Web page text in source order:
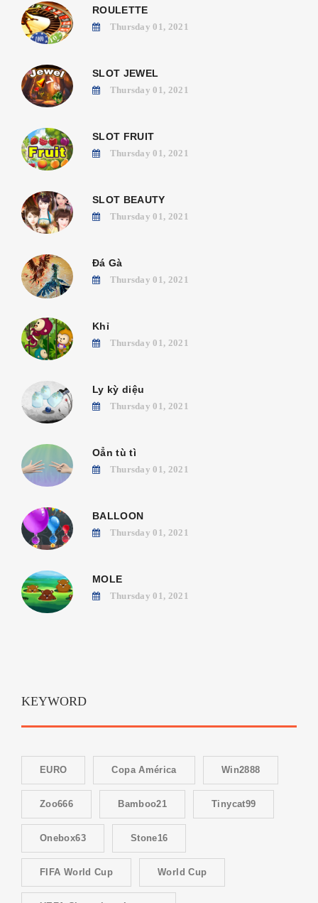
ROULETTE
Thursday 01, 2021
SLOT JEWEL
Thursday 01, 2021
SLOT FRUIT
Thursday 01, 2021
SLOT BEAUTY
Thursday 01, 2021
Đá Gà
Thursday 01, 2021
Khỉ
Thursday 01, 2021
Ly kỳ diệu
Thursday 01, 2021
Oẳn tù tì
Thursday 01, 2021
BALLOON
Thursday 01, 2021
MOLE
Thursday 01, 2021
KEYWORD
EURO Copa América Win2888
Zoo666 Bamboo21 Tinycat99
Onebox63 Stone16
FIFA World Cup World Cup